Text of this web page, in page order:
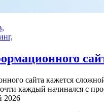
сайта кажется
каждый начинался с
2026